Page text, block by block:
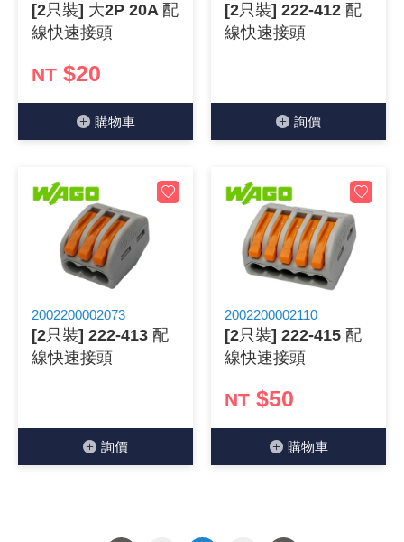
[2只裝] 大2P 20A 配
線快速接頭
NT $20
購物⾞
[2只裝] 222-412 配
線快速接頭
詢價
2002200002073
[2只裝] 222-413 配
線快速接頭
詢價
2002200002110
[2只裝] 222-415 配
線快速接頭
NT $50
購物⾞